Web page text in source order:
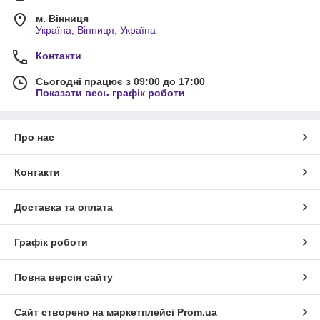
м. Вінниця
Україна, Вінниця, Україна
Контакти
Сьогодні працює з 09:00 до 17:00
Показати весь графік роботи
Про нас
Контакти
Доставка та оплата
Графік роботи
Повна версія сайту
Сайт створено на маркетплейсі Prom.ua